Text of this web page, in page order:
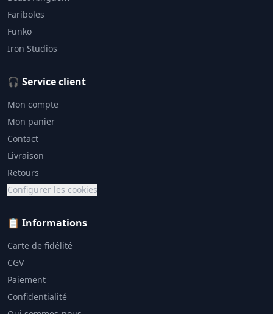
Fariboles
Funko
Iron Studios
🎧 Service client
Mon compte
Mon panier
Contact
Livraison
Retours
Configurer les cookies
📋 Informations
Carte de fidélité
CGV
Paiement
Confidentialité